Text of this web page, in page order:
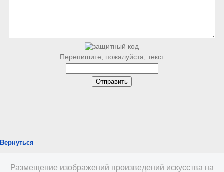
Перепишите, пожалуйста, текст
Вернуться
Размещение изображений произведений искусства на